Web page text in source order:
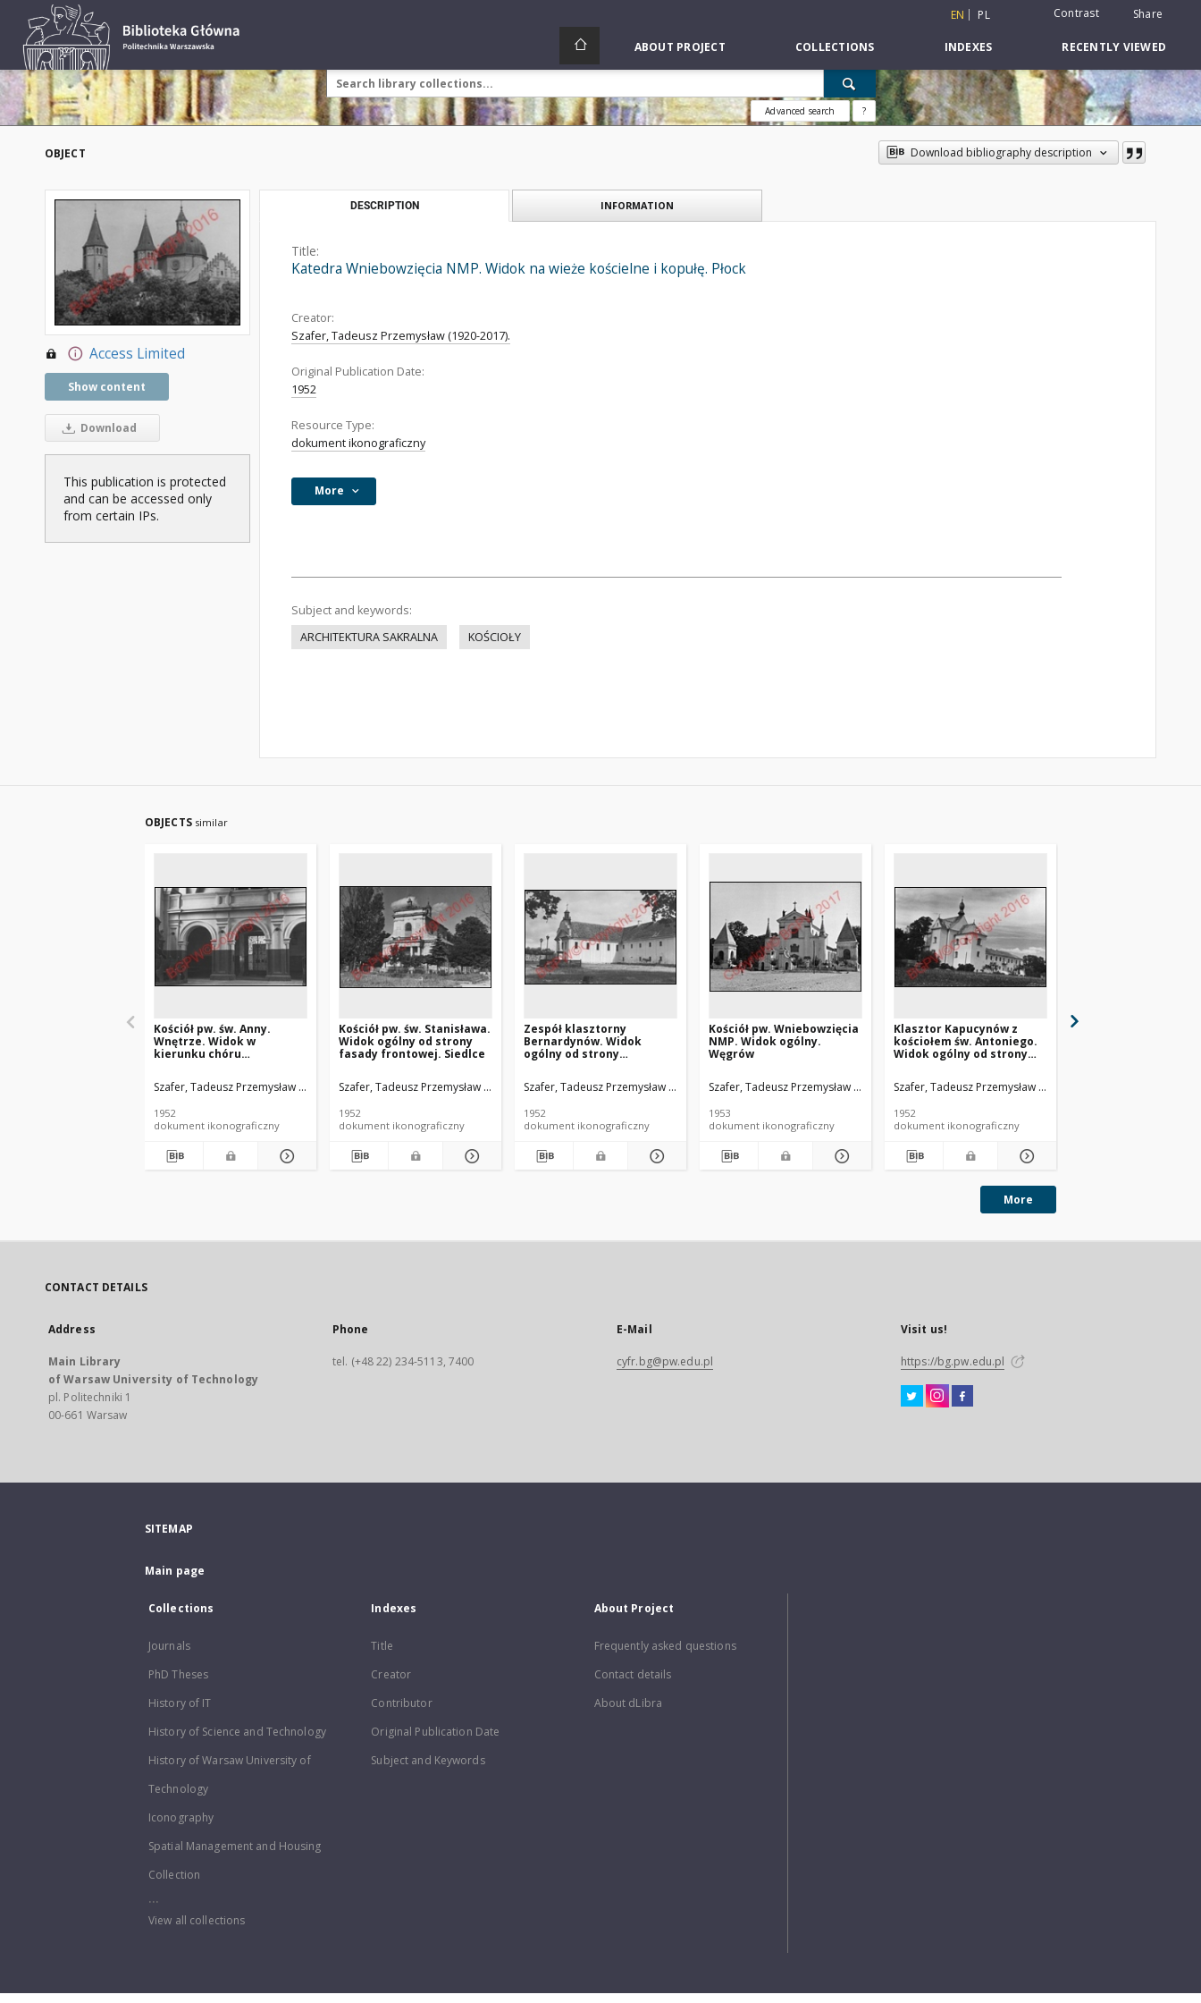
EN PL Contrast Share
ABOUT PROJECT COLLECTIONS INDEXES RECENTLY VIEWED
Advanced search ?
OBJECT Download bibliography description
Access Limited
Show content
Download
This publication is protected
and can be accessed only
from certain IPs.
DESCRIPTION INFORMATION
Title:
Katedra Wniebowzięcia NMP. Widok na wieże kościelne i kopułę. Płock
Creator:
Szafer, Tadeusz Przemysław (1920-2017).
Original Publication Date:
1952
Resource Type:
dokument ikonograficzny
More
Subject and keywords:
ARCHITEKTURA SAKRALNA
KOŚCIOŁY
OBJECTS similar
Kościół pw. św. Anny.
Wnętrze. Widok w
kierunku chóru
kutymi drzwiami
wejściowymi do kościoła.
Szafer, Tadeusz Przemysław (1920-2017). Instytut Urbanistyki i Architektury (Warszawa).
1952
dokument ikonograficzny
Kościół pw. św. Stanisława.
Widok ogólny od strony
fasady frontowej. Siedlce
Szafer, Tadeusz Przemysław (1920-2017).
1952
dokument ikonograficzny
Zespół klasztorny
Bernardynów. Widok
ogólny od strony
Szafer, Tadeusz Przemysław (1920-2017).
1952
dokument ikonograficzny
Kościół pw. Wniebowzięcia
NMP. Widok ogólny.
Węgrów
Szafer, Tadeusz Przemysław (1920-2017).
1953
dokument ikonograficzny
Klasztor Kapucynów z
kościołem św. Antoniego.
Widok ogólny od strony
Podlaska
Szafer, Tadeusz Przemysław (1920-2017).
1952
dokument ikonograficzny
More
CONTACT DETAILS
Address
Main Library
of Warsaw University of Technology
pl. Politechniki 1
00-661 Warsaw
Phone
tel. (+48 22) 234-5113, 7400
E-Mail
cyfr.bg@pw.edu.pl
Visit us!
https://bg.pw.edu.pl
SITEMAP
Main page
Collections
Journals
PhD Theses
History of IT
History of Science and Technology
History of Warsaw University of
Technology
Iconography
Spatial Management and Housing
Collection
...
View all collections
Indexes
Title
Creator
Contributor
Original Publication Date
Subject and Keywords
About Project
Frequently asked questions
Contact details
About dLibra